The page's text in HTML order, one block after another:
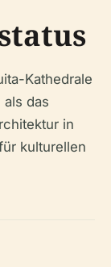
Kathedrale
das
in
kulturellen